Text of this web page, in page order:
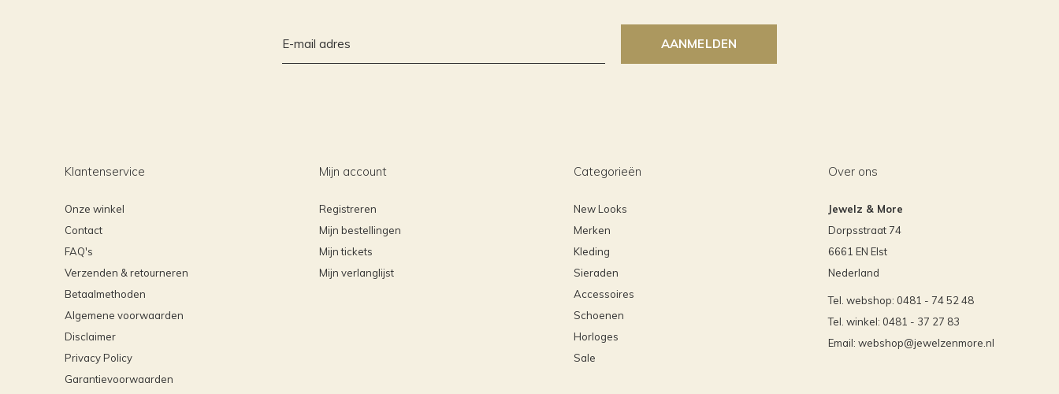
AANMELDEN
Klantenservice
Onze winkel
Contact
FAQ's
Verzenden & retourneren
Betaalmethoden
Algemene voorwaarden
Disclaimer
Privacy Policy
Garantievoorwaarden
Mijn account
Registreren
Mijn bestellingen
Mijn tickets
Mijn verlanglijst
Categorieën
New Looks
Merken
Kleding
Sieraden
Accessoires
Schoenen
Horloges
Sale
Over ons
Jewelz & More
Dorpsstraat 74
6661 EN Elst
Nederland
Tel. webshop: 0481 - 74 52 48
Tel. winkel: 0481 - 37 27 83
Email: webshop@jewelzenmore.nl